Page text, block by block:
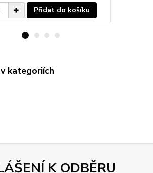
Přidat do košíku
kategoriích
K ODBĚRU